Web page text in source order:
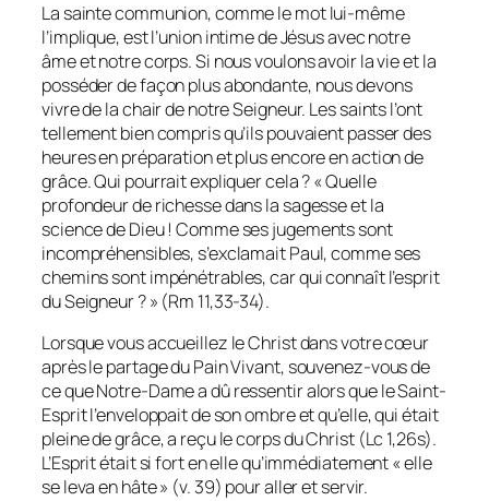
La sainte communion, comme le mot lui-même
l’implique, est l’union intime de Jésus avec notre
âme et notre corps. Si nous voulons avoir la vie et la
posséder de façon plus abondante, nous devons
vivre de la chair de notre Seigneur. Les saints l’ont
tellement bien compris qu’ils pouvaient passer des
heures en préparation et plus encore en action de
grâce. Qui pourrait expliquer cela ? « Quelle
profondeur de richesse dans la sagesse et la
science de Dieu ! Comme ses jugements sont
incompréhensibles, s’exclamait Paul, comme ses
chemins sont impénétrables, car qui connaît l’esprit
du Seigneur ? » (Rm 11,33-34).
Lorsque vous accueillez le Christ dans votre cœur
après le partage du Pain Vivant, souvenez-vous de
ce que Notre-Dame a dû ressentir alors que le Saint-
Esprit l’enveloppait de son ombre et qu’elle, qui était
pleine de grâce, a reçu le corps du Christ (Lc 1,26s).
L’Esprit était si fort en elle qu’immédiatement « elle
se leva en hâte » (v. 39) pour aller et servir.